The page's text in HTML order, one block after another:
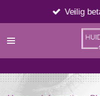
direct
naar
Veilig